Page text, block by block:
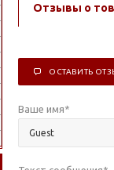
Отзывы о
ОСТАВИТЬ
Ваше имя*